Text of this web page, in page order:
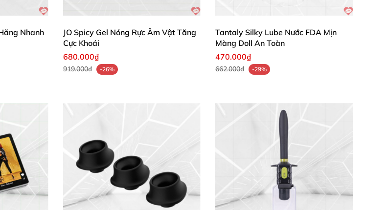
Nhanh
JO Spicy Gel Nóng Rực Âm Vật Tăng
Cực Khoái
680.000₫
919.000₫ -26%
Tantaly Silky Lube Nước FDA Mịn
Màng Doll An Toàn
470.000₫
662.000₫ -29%